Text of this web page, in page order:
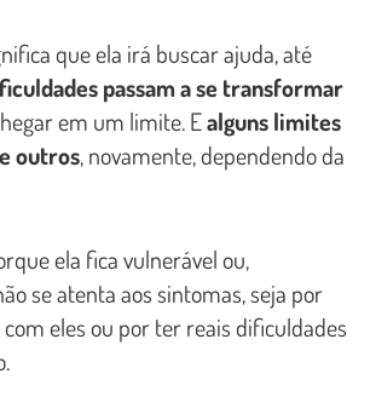
que ela irá buscar ajuda, até
passam a se transformar
em um limite. Ealguns limites
outros, novamente, dependendo da
ela fica vulnerável ou,
se atenta aos sintomas, seja por
eles ou por ter reais dificuldades